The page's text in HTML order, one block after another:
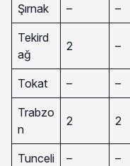
Şırnak – –
Tekird
ağ
2 –
Tokat – –
Trabzo
n
2 2
Tunceli – –